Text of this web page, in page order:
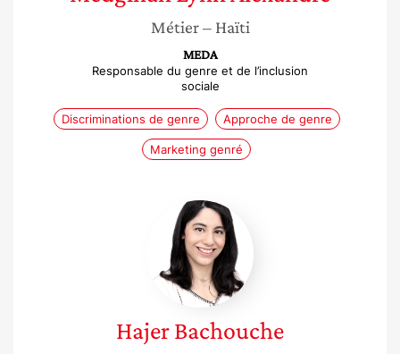
Métier – Haïti
MEDA
Responsable du genre et de l’inclusion
sociale
Discriminations de genre Approche de genre
Marketing genré
Hajer
Bachouche
HajerBachouche